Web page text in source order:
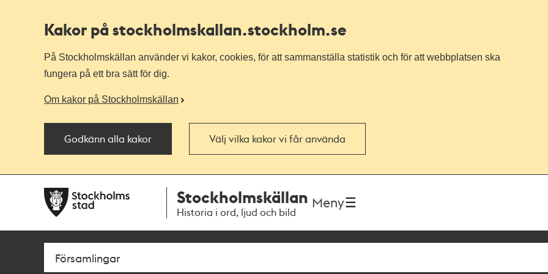
Kakor på stockholmskallan.stockholm.se
På Stockholmskällan använder vi kakor, cookies, för att sammanställa statistik och för att webbplatsen ska
fungera på ett bra sätt för dig.
Om kakor på Stockholmskällan
Godkänn alla kakor Välj vilka kakor vi får använda
navigationen
huvudinnehållet
Stockholmskällan
Historia i ord, ljud och bild
Meny
Sök